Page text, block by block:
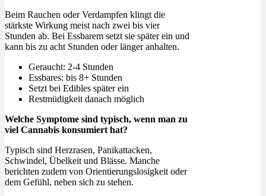
Beim Rauchen oder Verdampfen klingt die
stärkste Wirkung meist nach zwei bis vier
Stunden ab. Bei Essbarem setzt sie später ein und
kann bis zu acht Stunden oder länger anhalten.
Geraucht: 2-4 Stunden
Essbares: bis 8+ Stunden
Setzt bei Edibles später ein
Restmüdigkeit danach möglich
Welche Symptome sind typisch, wenn man zu
viel Cannabis konsumiert hat?
Typisch sind Herzrasen, Panikattacken,
Schwindel, Übelkeit und Blässe. Manche
berichten zudem von Orientierungslosigkeit oder
dem Gefühl, neben sich zu stehen.